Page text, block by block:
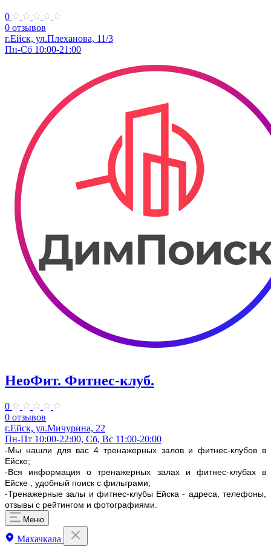
0
0 отзывов
г.Ейск, ул.Плеханова, 11/3
Пн-Сб 10:00-21:00
НеоФит. Фитнес-клуб.
0
0 отзывов
г.Ейск, ул.Мичурина, 22
Пн-Пт 10:00-22:00, Сб, Вс 11:00-20:00
-Мы нашли для вас 4 тренажерных залов и фитнес-клубов в
Ейске;
-Вся информация о тренажерных залах и фитнес-клубах в
Ейске , удобный поиск с фильтрами;
-Тренажерные залы и фитнес-клубы Ейска - адреса, телефоны,
отзывы с рейтингом и фотографиями.
Меню
Махачкала